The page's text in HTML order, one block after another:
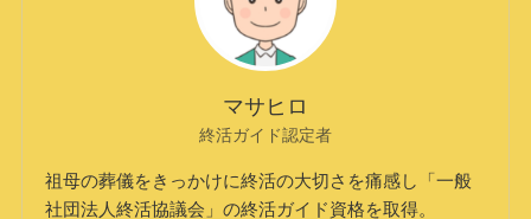
マサヒロ
終活ガイド認定者
祖母の葬儀をきっかけに終活の大切さを痛感し「一般
社団法人終活協議会」の終活ガイド資格を取得。